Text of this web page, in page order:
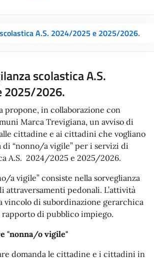
A.S. 2024/2025 e 2025/2026.
scolastica A.S.
2025/2026.
propone, in collaborazione con
Marca Trevigiana, un avviso di
cittadine e ai cittadini che vogliano
“nonno/a vigile” per i servizi di
A.S. 2024/2025 e 2025/2026.
a vigile” consiste nella sorveglianza
attraversamenti pedonali. L’attività
vincolo di subordinazione gerarchica
di pubblico impiego.
"nonna/o vigile"
domanda le cittadine e i cittadini in